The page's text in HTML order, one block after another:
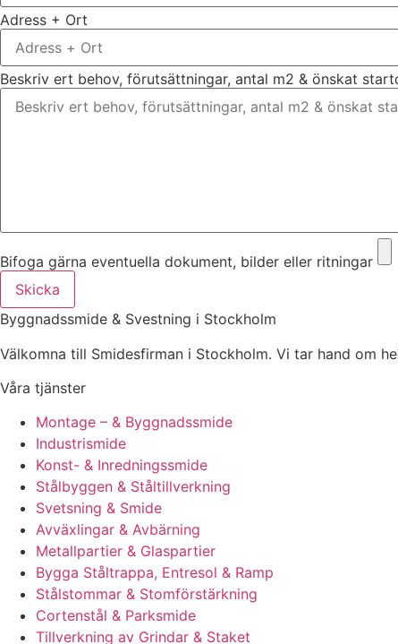
Adress + Ort
Beskriv ert behov, förutsättningar, antal m2 & önskat
Bifoga gärna eventuella dokument, bilder eller ritningar
Skicka
Byggnadssmide & Svestning i Stockholm
Välkomna till Smidesfirman i Stockholm. Vi tar hand om
Våra tjänster
Montage – & Byggnadssmide
Industrismide
Konst- & Inredningssmide
Stålbyggen & Ståltillverkning
Svetsning & Smide
Avväxlingar & Avbärning
Metallpartier & Glaspartier
Bygga Ståltrappa, Entresol & Ramp
Stålstommar & Stomförstärkning
Cortenstål & Parksmide
Tillverkning av Grindar & Staket